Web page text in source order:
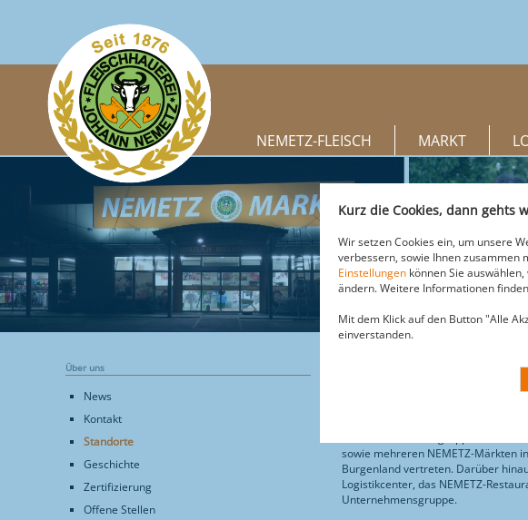
NEMETZ-FLEISCH MARKT
Über uns
News
Kontakt
Standorte
Geschichte
Zertifizierung
Offene Stellen
STANDORTE VON
sowie mehreren NEMETZ-Märkten
Burgenland vertreten. Darüber
Logistikcenter, das NEMETZ-
Unternehmensgruppe.
Kurz die Cookies, dann gehts
Wir setzen Cookies ein, um unsere
verbessern, sowie Ihnen zusammen
Einstellungen können Sie
ändern. Weitere Informationen
Mit dem Klick auf den Button "Alle
einverstanden.